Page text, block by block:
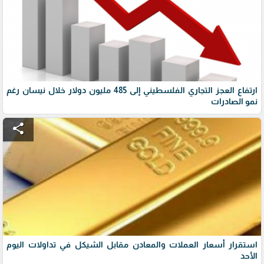
ارتفاع العجز التجاري الفلسطيني إلى 485 مليون دولار خلال نيسان رغم
نمو الصادرات
share
استقرار أسعار العملات والمعادن مقابل الشيكل في تداولات اليوم
الأحد